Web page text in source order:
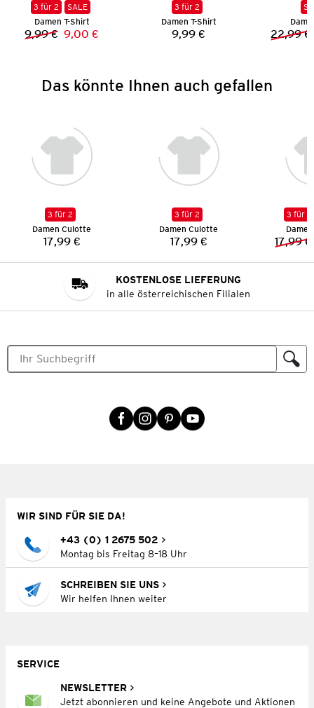
3 für 2
SALE
Damen T-Shirt
Vorheriger Preis:
9,99 € Neuer Preis:
9,00 €
3 für 2
Damen T-Shirt
Preis:
9,99 € 22,99 €
Das könnte Ihnen auch gefallen
3 für 2
Damen Culotte
Preis:
17,99 €
3 für 2
Damen Culotte
Preis:
17,99 €
3 für 2
17,99 €
KOSTENLOSE LIEFERUNG
in alle österreichischen Filialen
WIR SIND FÜR SIE DA!
+43 (0) 1 2675 502
Montag bis Freitag 8–18 Uhr
SCHREIBEN SIE UNS
Wir helfen Ihnen weiter
SERVICE
NEWSLETTER
Jetzt abonnieren und keine Angebote und Aktionen